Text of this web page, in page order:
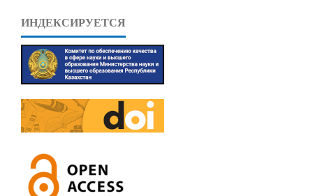
ИНДЕКСИРУЕТСЯ